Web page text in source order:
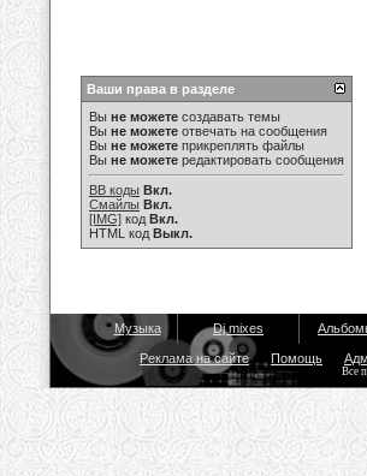
Ваши права в разделе
Вы не можете создавать темы
Вы не можете отвечать на сообщения
Вы не можете прикреплять файлы
Вы не можете редактировать сообщения
BB коды Вкл.
Смайлы Вкл.
[IMG] код Вкл.
HTML код Выкл.
Музыка Dj mixes
Реклама на сайте Помощь
Все